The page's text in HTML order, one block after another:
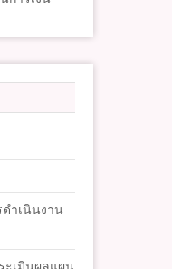
ำเนินงาน